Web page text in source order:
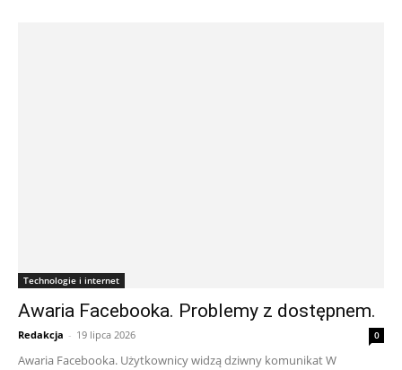
Technologie i internet
Awaria Facebooka. Problemy z dostępnem.
Redakcja - 19 lipca 2026 0
Awaria Facebooka. Użytkownicy widzą dziwny komunikat W